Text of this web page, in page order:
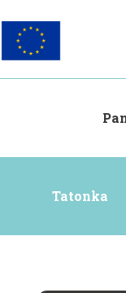
Tatonka